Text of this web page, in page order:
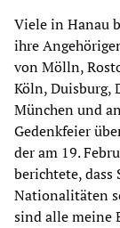
Viele in Hanau
ihre
von Mölln,
Köln, Duisburg,
München und
Gedenkfeier
der am 19.
berichtete, dass
Nationalitäten
sind alle meine